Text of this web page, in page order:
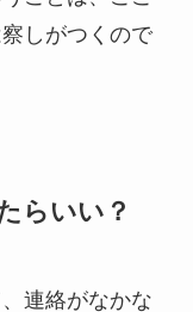
しがつくので
らいい？
連絡がなかな